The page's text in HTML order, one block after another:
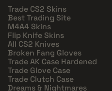
Trade CS2 Skins
Best Trading Site
M4A4 Skins
Flip Knife Skins
All CS2 Knives
Broken Fang Gloves
Trade AK Case Hardened
Trade Glove Case
Trade Clutch Case
Dreams & Nightmares